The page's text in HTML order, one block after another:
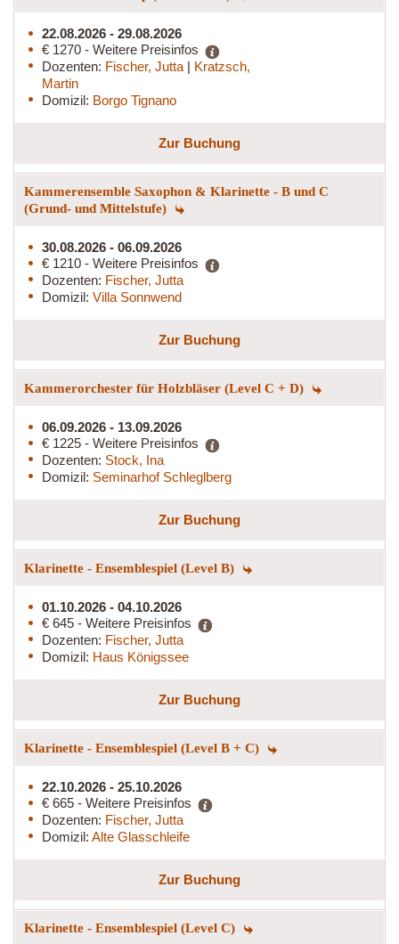
22.08.2026 - 29.08.2026
€ 1270 - Weitere Preisinfos
Dozenten: Fischer, Jutta | Kratzsch,
Martin
Domizil: Borgo Tignano
Zur Buchung
Kammerensemble Saxophon & Klarinette - B und C
(Grund- und Mittelstufe)
30.08.2026 - 06.09.2026
€ 1210 - Weitere Preisinfos
Dozenten: Fischer, Jutta
Domizil: Villa Sonnwend
Zur Buchung
Kammerorchester für Holzbläser (Level C + D)
06.09.2026 - 13.09.2026
€ 1225 - Weitere Preisinfos
Dozenten: Stock, Ina
Domizil: Seminarhof Schleglberg
Zur Buchung
Klarinette - Ensemblespiel (Level B)
01.10.2026 - 04.10.2026
€ 645 - Weitere Preisinfos
Dozenten: Fischer, Jutta
Domizil: Haus Königssee
Zur Buchung
Klarinette - Ensemblespiel (Level B + C)
22.10.2026 - 25.10.2026
€ 665 - Weitere Preisinfos
Dozenten: Fischer, Jutta
Domizil: Alte Glasschleife
Zur Buchung
Klarinette - Ensemblespiel (Level C)